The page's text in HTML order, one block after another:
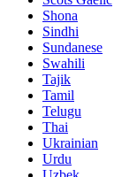
Shona
Sindhi
Sundanese
Swahili
Tajik
Tamil
Telugu
Thai
Ukrainian
Urdu